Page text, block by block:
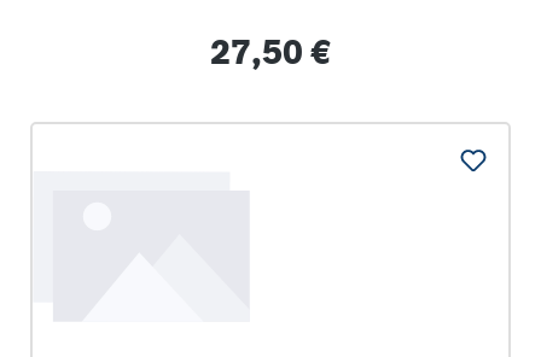
Regulärer Preis:
27,50 €